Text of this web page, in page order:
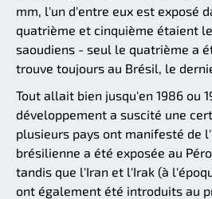
mm, l'un d'entre eux est exposé
quatrième et cinquième étaient
saoudiens - seul le quatrième a
trouve toujours au Brésil, le
Tout allait bien jusqu'en 1986 ou
développement a suscité une
plusieurs pays ont manifesté de
brésilienne a été exposée au
tandis que l'Iran et l'Irak (à
ont également été introduits au